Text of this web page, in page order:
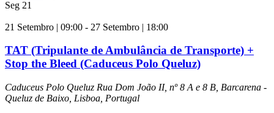
Seg 21
21 Setembro | 09:00 - 27 Setembro | 18:00
TAT (Tripulante de Ambulância de Transporte) +
Stop the Bleed (Caduceus Polo Queluz)
Caduceus Polo Queluz Rua Dom João II, nº 8 A e 8 B, Barcarena -
Queluz de Baixo, Lisboa, Portugal